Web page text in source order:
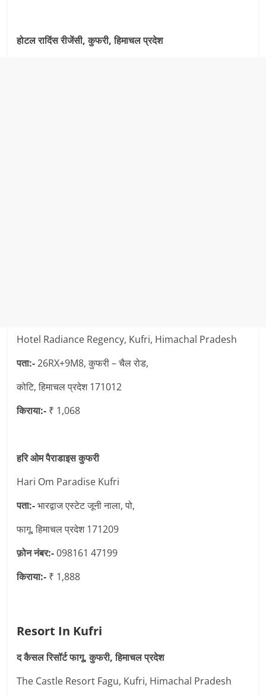
होटल रादिंस रीजेंसी, कुफरी, हिमाचल प्रदेश
Hotel Radiance Regency, Kufri, Himachal Pradesh
पता:-26RX+9M8, कुफरी – चैल रोड,
कोटि, हिमाचल प्रदेश 171012
किराया:- ₹ 1,068
हरि ओम पैराडाइस कुफरी
Hari Om Paradise Kufri
पता:-भारद्वाज एस्टेट जूनी नाला, पो,
फागू, हिमाचल प्रदेश 171209
फ़ोन नंबर:-098161 47199
किराया:- ₹ 1,888
Resort In Kufri
द कैसल रिसॉर्ट फागू, कुफरी, हिमाचल प्रदेश
The Castle Resort Fagu, Kufri, Himachal Pradesh